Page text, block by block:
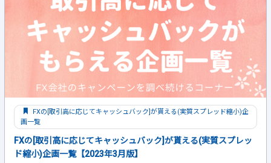
FXの[取引高に応じてキャッシュバック]が貰える(実質スプレッド縮小)企
画一覧
FXの[取引高に応じてキャッシュバック]が貰える(実質スプレッ
ド縮小)企画一覧【2023年3月版】